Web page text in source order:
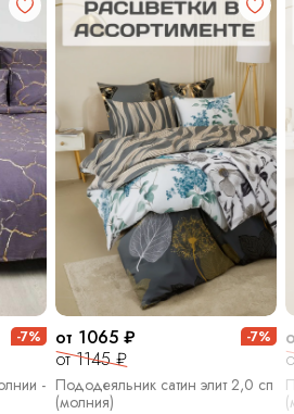
-7%
-
от 1065 ₽
от 1145 ₽
-7%
Пододеяльник сатин элит 2,0 сп
(молния)